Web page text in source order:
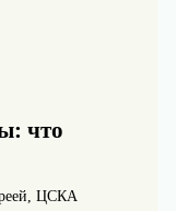
что
ЦСКА